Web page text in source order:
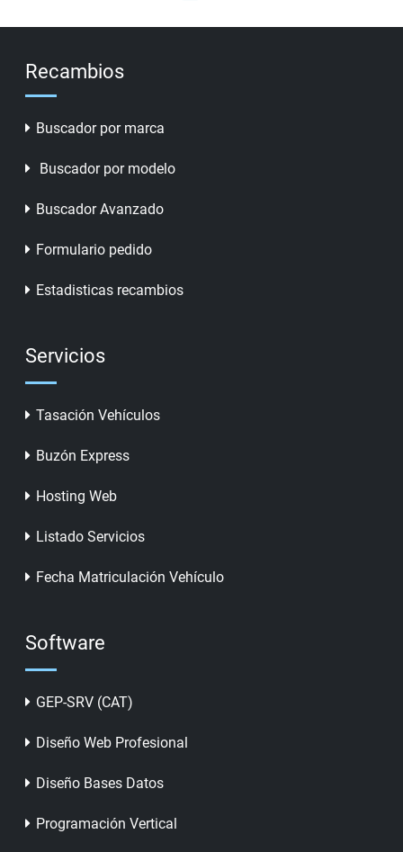
Recambios
Buscador por marca
Buscador por modelo
Buscador Avanzado
Formulario pedido
Estadisticas recambios
Servicios
Tasación Vehículos
Buzón Express
Hosting Web
Listado Servicios
Fecha Matriculación Vehículo
Software
GEP-SRV (CAT)
Diseño Web Profesional
Diseño Bases Datos
Programación Vertical